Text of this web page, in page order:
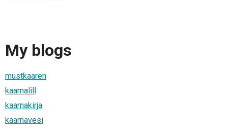
My blogs
mustkaaren
kaarnalill
kaarnakirja
kaarnavesi